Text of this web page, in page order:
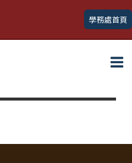
學務處首頁